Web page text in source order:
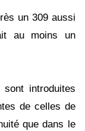
un 309 aussi
au moins un
introduites
de celles de
que dans le